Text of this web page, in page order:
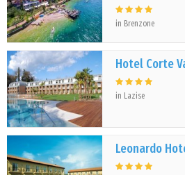
in Brenzone
Hotel Corte
in Lazise
Leonardo